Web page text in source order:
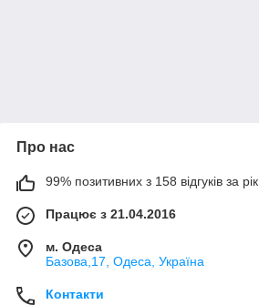
Про нас
99% позитивних з 158 відгуків за рік
Працює з 21.04.2016
м. Одеса
Базова,17, Одеса, Україна
Контакти